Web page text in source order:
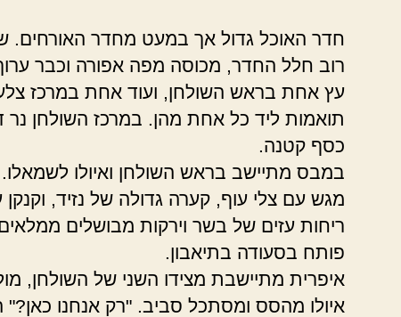
חדר האוכל גדול אך במעט מחדר האורחים.
רוב חלל החדר, מכוסה מפה אפורה וכבר
עץ אחת בראש השולחן, ועוד אחת במרכז
תואמות ליד כל אחת מהן. במרכז השולחן נר
כסף קטנה.
במבס מתיישב בראש השולחן ואיולו
מגש עם צלי עוף, קערה גדולה של נזיד, וקנקן
ריחות עזים של בשר וירקות מבושלים
פותח בסעודה בתיאבון.
איפרית מתיישבת מצידו השני של השולחן,
איולו מהסס ומסתכל סביב. "רק אנחנו כאן?"